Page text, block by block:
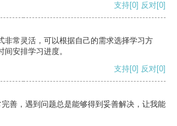
支持[0] 反对[0]
非常灵活，可以根据自己的需求选择学习方
安排学习进度。
支持[0] 反对[0]
善，遇到问题总是能够得到妥善解决，让我能